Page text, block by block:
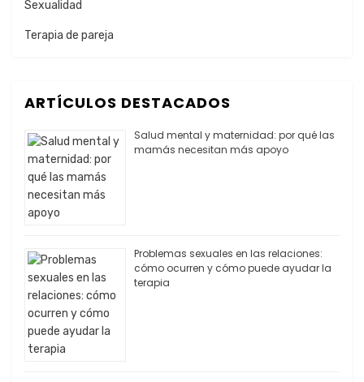
Sexualidad
Terapia de pareja
ARTÍCULOS DESTACADOS
Salud mental y maternidad: por qué las
mamás necesitan más apoyo
Problemas sexuales en las relaciones:
cómo ocurren y cómo puede ayudar la
terapia